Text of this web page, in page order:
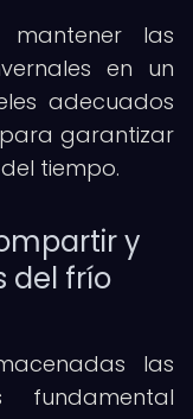
las
en un
adecuados
garantizar
tiempo.
y
del frío
las
fundamental